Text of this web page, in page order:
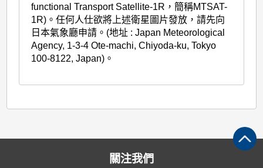
functional Transport Satellite-1R，簡稱MTSAT-
1R)。任何人仕欲將上述衛星圖片發放，請先向
日本氣象廳申請。(地址 : Japan Meteorological
Agency, 1-3-4 Ote-machi, Chiyoda-ku, Tokyo
100-8122, Japan)。
關注我們